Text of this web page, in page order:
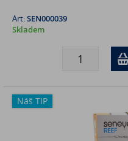
Art:SEN000039
Skladem
Náš TIP